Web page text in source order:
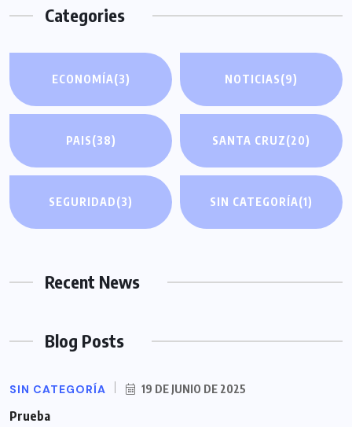
Categories
ECONOMÍA(3) NOTICIAS(9)
PAIS(38) SANTA CRUZ(20)
SEGURIDAD(3) SIN CATEGORÍA(1)
Recent News
Blog Posts
SIN CATEGORÍA 19 DE JUNIO DE 2025
Prueba